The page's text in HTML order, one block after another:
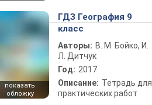
показать
обложку
ГДЗ География 9
класс
Авторы: В. М. Бойко, И.
Л. Дитчук
Год: 2017
Описание: Тетрадь для
практических работ